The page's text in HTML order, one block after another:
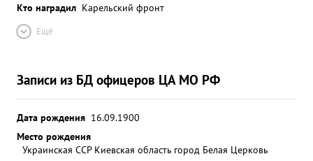
Кто наградил Карельский фронт
Ещё
Записи из БД офицеров ЦА МО РФ
Дата рождения 16.09.1900
Место рождения
Украинская ССР Киевская область город Белая Церковь